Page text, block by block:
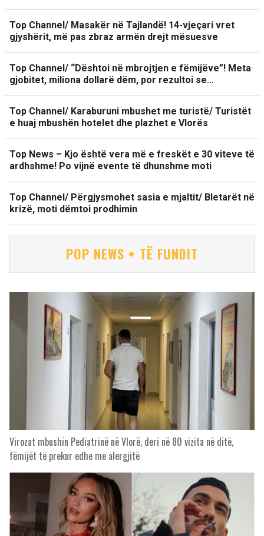
Top Channel/ Masakër në Tajlandë! 14-vjeçari vret
gjyshërit, më pas zbraz armën drejt mësuesve
Top Channel/ “Dështoi në mbrojtjen e fëmijëve”! Meta
gjobitet, miliona dollarë dëm, por rezultoi se…
Top Channel/ Karaburuni mbushet me turistë/ Turistët
e huaj mbushën hotelet dhe plazhet e Vlorës
Top News – Kjo është vera më e freskët e 30 viteve të
ardhshme! Po vijnë evente të dhunshme moti
Top Channel/ Përgjysmohet sasia e mjaltit/ Bletarët në
krizë, moti dëmtoi prodhimin
POP NEWS • TË FUNDIT
Virozat mbushin Pediatrinë në Vlorë, deri në 80 vizita në ditë,
fëmijët të prekur edhe me alergjitë